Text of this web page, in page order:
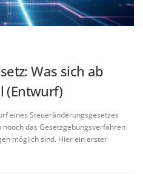
Was sich ab
(Entwurf)
eines Steueränderungsgesetzes
das Gesetzgebungsverfahren
möglich sind. Hier ein erster